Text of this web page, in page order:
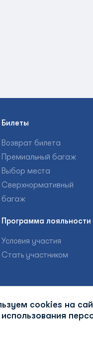
cookies на
Билеты
Возврат билета
Премиальный багаж
Выбор места
Сверхнормативный
багаж
Программа лояльности
Условия участия
Стать участником